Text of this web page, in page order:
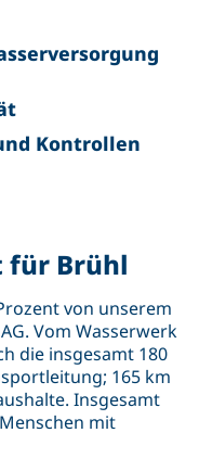
Kontrollen
für Brühl
von unserem
Vom Wasserwerk
die insgesamt 180
165 km
Insgesamt
mit